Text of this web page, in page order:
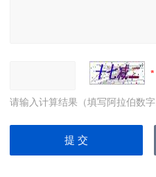
请输入计算结果（填写阿拉伯数